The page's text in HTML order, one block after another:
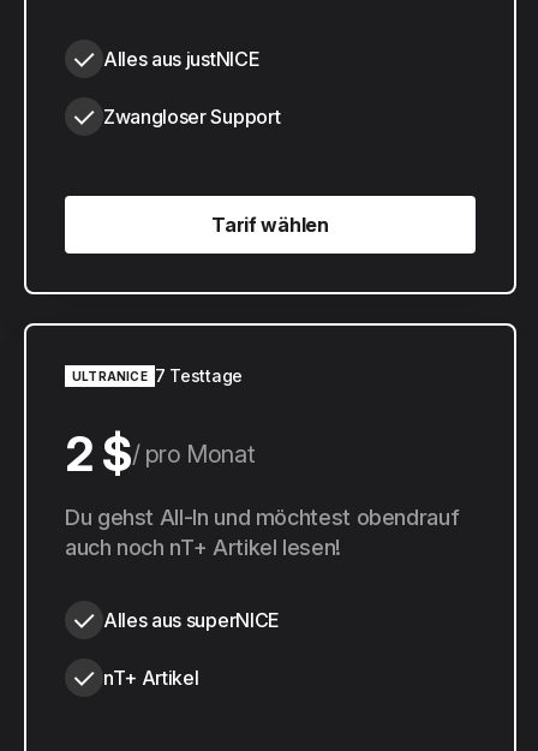
Alles aus justNICE
Zwangloser Support
Tarif wählen
Tarif wählen
ULTRANICE 7 Testtage
2 $ pro Monat
20 $ pro Jahr
Du gehst All-In und möchtest obendrauf
auch noch nT+ Artikel lesen!
Alles aus superNICE
nT+ Artikel